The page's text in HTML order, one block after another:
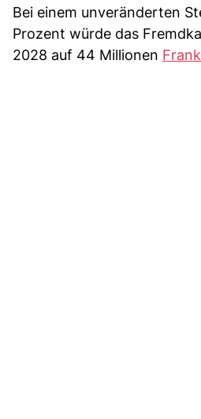
Bei einem unveränderten
Prozent würde das
2028 auf 44 Millionen